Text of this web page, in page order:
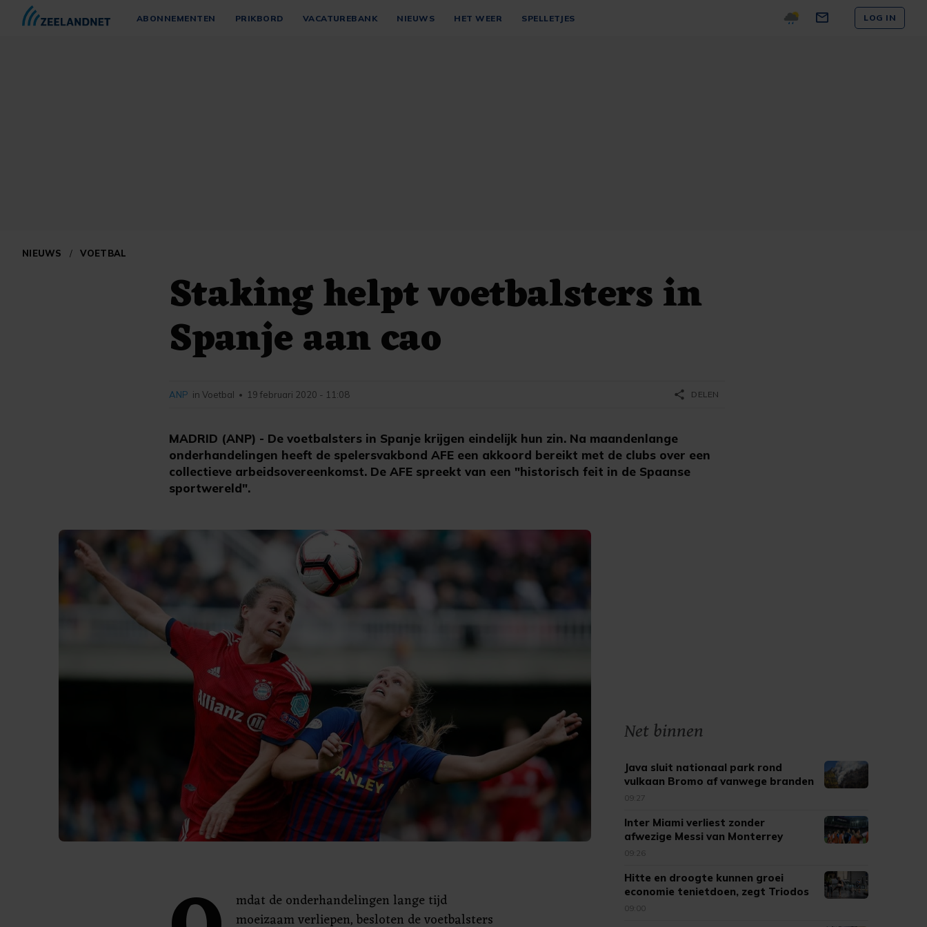
ABONNEMENTEN PRIKBORD VACATUREBANK NIEUWS HET WEER SPELLETJES LOG IN
NIEUWS / VOETBAL
Staking helpt voetbalsters in
Spanje aan cao
MADRID (ANP) - De voetbalsters in Spanje krijgen eindelijk hun zin. Na maandenlange
onderhandelingen heeft de spelersvakbond AFE een akkoord bereikt met de clubs over een
collectieve arbeidsovereenkomst. De AFE spreekt van een "historisch feit in de Spaanse
sportwereld".
ANP in Voetbal • 19 februari 2020 - 11:08 share DELEN
mdat de onderhandelingen lange tijd
moeizaam verliepen, besloten de voetbalsters
Net binnen
Java sluit nationaal park rond
vulkaan Bromo af vanwege branden
09:27
Inter Miami verliest zonder
afwezige Messi van Monterrey
09:26
Hitte en droogte kunnen groei
economie tenietdoen, zegt Triodos
09:00